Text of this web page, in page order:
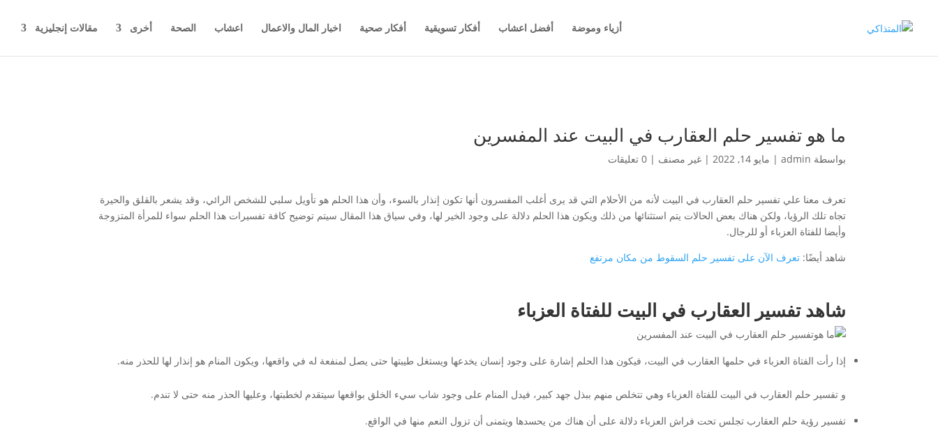
أزياء وموضة أفضل اعشاب أفكار تسويقية أفكار صحية اخبار المال والاعمال اعشاب الصحة أخرى مقالات إنجليزية
ما هو تفسير حلم العقارب في البيت عند المفسرين
بواسطة admin
| مايو 14, 2022 | غير مصنف | 0 تعليقات
تعرف معنا علي تفسير حلم العقارب في البيت لأنه من الأحلام التي قد يرى أغلب المفسرون أنها تكون إنذار بالسوء، وأن هذا الحلم هو تأويل سلبي للشخص الرائي، وقد يشعر بالقلق والحيرة
تجاه تلك الرؤيا، ولكن هناك بعض الحالات يتم استثنائها من ذلك ويكون هذا الحلم دلالة على وجود الخير لها، وفي سياق هذا المقال سيتم توضيح كافة تفسيرات هذا الحلم سواء للمرأة المتزوجة
وأيضا للفتاة العزباء أو للرجال.
شاهد أيضًا: تعرف الآن على تفسير حلم السقوط من مكان مرتفع
شاهد تفسير العقارب في البيت للفتاة العزباء
إذا رأت الفتاة العزباء في حلمها العقارب في البيت، فيكون هذا الحلم إشارة على وجود إنسان يخدعها ويستغل طيبتها حتى يصل لمنفعة له في واقعها، ويكون المنام هو إنذار لها للحذر منه.
و تفسير حلم العقارب في البيت للفتاة العزباء وهي تتخلص منهم ببذل جهد كبير، فيدل المنام على وجود شاب سيء الخلق بواقعها سيتقدم لخطبتها، وعليها الحذر منه حتى لا تندم.
تفسير رؤية حلم العقارب تجلس تحت فراش العزباء دلالة على أن هناك من يحسدها ويتمنى أن تزول النعم منها في الواقع.